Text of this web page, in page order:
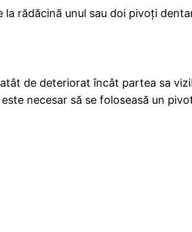
rădăcină unul sau doi pivoți
de deteriorat încât partea sa
necesar să se foloseasă un